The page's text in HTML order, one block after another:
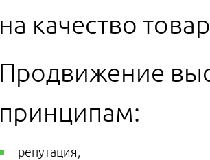
на качество
Продвижение
принципам:
репутация;